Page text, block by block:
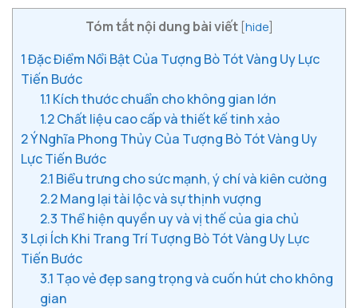
Tóm tắt nội dung bài viết [hide]
1Đặc Điểm Nổi Bật Của Tượng Bò Tót Vàng Uy Lực
Tiến Bước
1.1 Kích thước chuẩn cho không gian lớn
1.2Chất liệu cao cấp và thiết kế tinh xảo
2Ý Nghĩa Phong Thủy Của Tượng Bò Tót Vàng Uy
Lực Tiến Bước
2.1 Biểu trưng cho sức mạnh, ý chí và kiên cường
2.2Mang lại tài lộc và sự thịnh vượng
2.3 Thể hiện quyền uy và vị thế của gia chủ
3 Lợi Ích Khi Trang Trí Tượng Bò Tót Vàng Uy Lực
Tiến Bước
3.1 Tạo vẻ đẹp sang trọng và cuốn hút cho không
gian